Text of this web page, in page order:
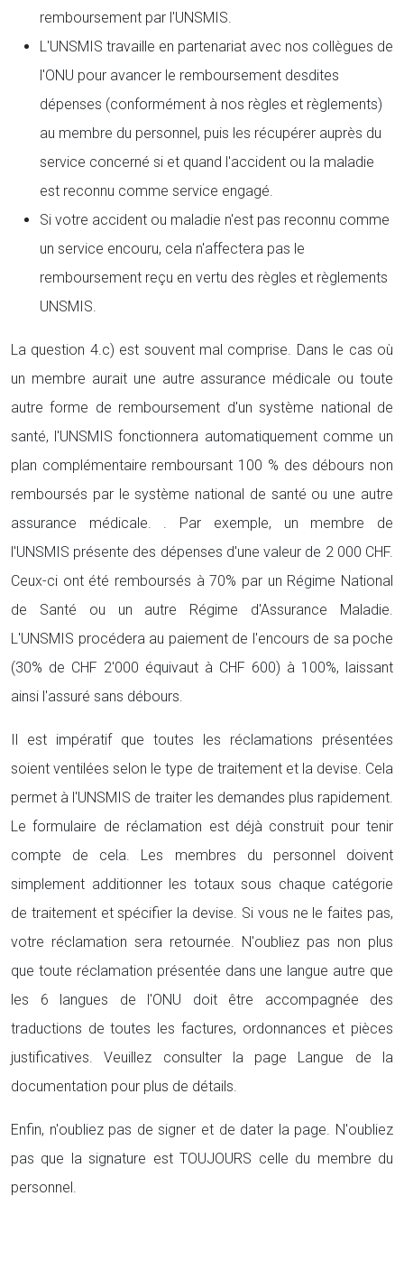
remboursement par l'UNSMIS.
L'UNSMIS travaille en partenariat avec nos collègues de
l'ONU pour avancer le remboursement desdites
dépenses (conformément à nos règles et règlements)
au membre du personnel, puis les récupérer auprès du
service concerné si et quand l'accident ou la maladie
est reconnu comme service engagé.
Si votre accident ou maladie n'est pas reconnu comme
un service encouru, cela n'affectera pas le
remboursement reçu en vertu des règles et règlements
UNSMIS.
La question 4.c) est souvent mal comprise. Dans le cas où
un membre aurait une autre assurance médicale ou toute
autre forme de remboursement d'un système national de
santé, l'UNSMIS fonctionnera automatiquement comme un
plan complémentaire remboursant 100 % des débours non
remboursés par le système national de santé ou une autre
assurance médicale. . Par exemple, un membre de
l'UNSMIS présente des dépenses d'une valeur de 2 000 CHF.
Ceux-ci ont été remboursés à 70% par un Régime National
de Santé ou un autre Régime d'Assurance Maladie.
L'UNSMIS procédera au paiement de l'encours de sa poche
(30% de CHF 2'000 équivaut à CHF 600) à 100%, laissant
ainsi l'assuré sans débours.
Il est impératif que toutes les réclamations présentées
soient ventilées selon le type de traitement et la devise. Cela
permet à l'UNSMIS de traiter les demandes plus rapidement.
Le formulaire de réclamation est déjà construit pour tenir
compte de cela. Les membres du personnel doivent
simplement additionner les totaux sous chaque catégorie
de traitement et spécifier la devise. Si vous ne le faites pas,
votre réclamation sera retournée. N'oubliez pas non plus
que toute réclamation présentée dans une langue autre que
les 6 langues de l'ONU doit être accompagnée des
traductions de toutes les factures, ordonnances et pièces
justificatives. Veuillez consulter la page Langue de la
documentation pour plus de détails.
Enfin, n'oubliez pas de signer et de dater la page. N'oubliez
pas que la signature est TOUJOURS celle du membre du
personnel.